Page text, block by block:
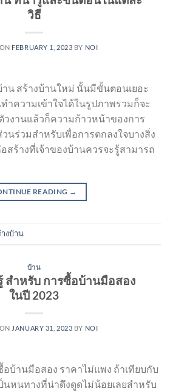
วิธี
FEBRUARY 1, 2023 BY NOI
าน สร้างบ้านใหม่ นั้นมีขั้นตอนเยอะ
ำความเข้าใจได้ในรูปภาพรวมก็จะ
วงานแล้วก็ความก้าวหน้าของการ
นร่วมสำหรับเพื่อการตกลงใจบางสิ่ง
สร้างที่เจ้าของบ้านควรจะรู้สามารถ
READING →
างบ้าน
บ้าน
สำหรับ การซื้อบ้านมือสอง
ในปี 2023
JANUARY 31, 2023 BY NOI
อบ้านมือสอง ราคาไม่แพง ถ้าเทียบกับ
นหนทางที่น่าดึงดูดไม่น้อยเลยสำหรับ